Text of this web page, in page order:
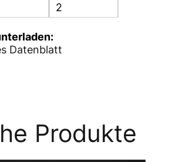
2
Datenblatt
Produkte